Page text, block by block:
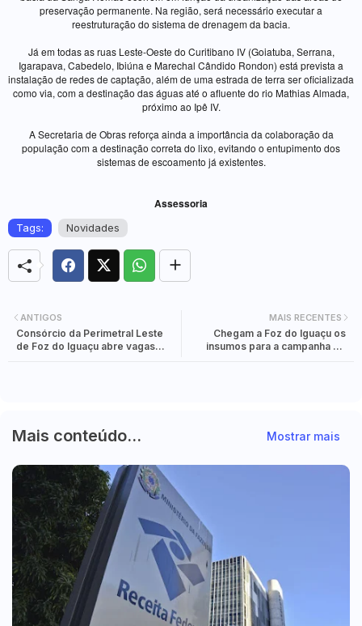
preservação permanente. Na região, será necessário executar a
reestruturação do sistema de drenagem da bacia.
Já em todas as ruas Leste-Oeste do Curitibano IV (Goiatuba, Serrana,
Igarapava, Cabedelo, Ibiúna e Marechal Cândido Rondon) está prevista a
instalação de redes de captação, além de uma estrada de terra ser oficializada
como via, com a destinação das águas até o afluente do rio Mathias Almada,
próximo ao Ipê IV.
A Secretaria de Obras reforça ainda a importância da colaboração da
população com a destinação correta do lixo, evitando o entupimento dos
sistemas de escoamento já existentes.
Assessoria
Tags: Novidades
MAIS RECENTES
Chegam a Foz do Iguaçu os
insumos para a campanha de
ANTIGOS
Consórcio da Perimetral Leste
de Foz do Iguaçu abre vagas
Mais conteúdo... Mostrar mais